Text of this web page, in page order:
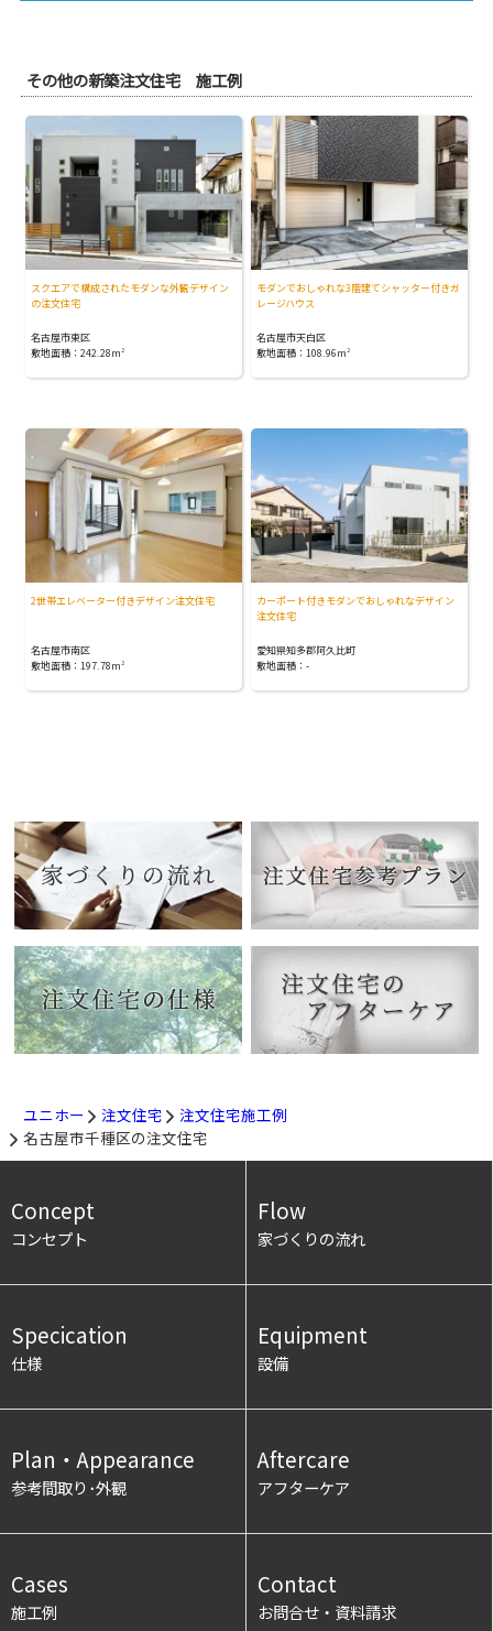
その他の新築注文住宅 施工例
スクエアで構成されたモダンな外観デザイン
の注文住宅
名古屋市東区
敷地面積：242.28m2
モダンでおしゃれな3階建てシャッター付きガ
レージハウス
名古屋市天白区
敷地面積：108.96m2
2世帯エレベーター付きデザイン注文住宅
名古屋市南区
敷地面積：197.78m2
カーポート付きモダンでおしゃれなデザイン
注文住宅
愛知県知多郡阿久比町
敷地面積：-
ユニホー 注文住宅
注文住宅施工例
名古屋市千種区の注文住宅
Concept
コンセプト
Flow
家づくりの流れ
Specication
仕様
Equipment
設備
Plan・Appearance
参考間取り･外観
Aftercare
アフターケア
Cases
施工例
Contact
お問合せ・資料請求